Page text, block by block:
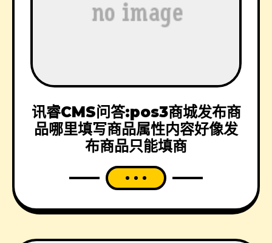
讯睿CMS问答:pos3商城发布商
品哪里填写商品属性内容好像发
布商品只能填商